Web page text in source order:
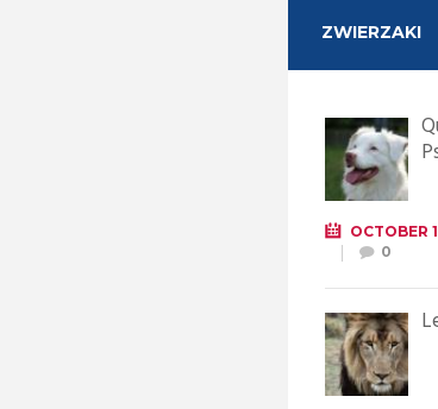
ZWIERZAKI
OCTOBER
0